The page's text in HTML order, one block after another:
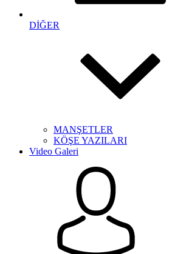
DİĞER
MANŞETLER
KÖŞE YAZILARI
Video Galeri